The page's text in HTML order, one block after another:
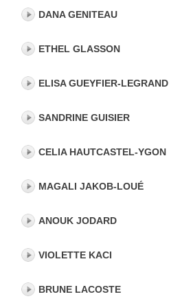
DANA GENITEAU
ETHEL GLASSON
ELISA GUEYFIER-LEGRAND
SANDRINE GUISIER
CELIA HAUTCASTEL-YGON
MAGALI JAKOB-LOUÉ
ANOUK JODARD
VIOLETTE KACI
BRUNE LACOSTE